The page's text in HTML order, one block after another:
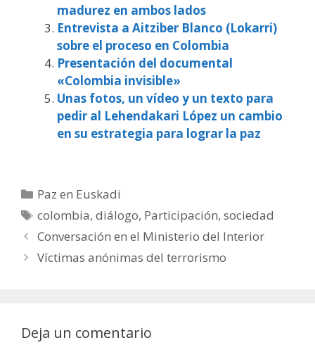
madurez en ambos lados
Entrevista a Aitziber Blanco (Lokarri)
sobre el proceso en Colombia
Presentación del documental
«Colombia invisible»
Unas fotos, un vídeo y un texto para
pedir al Lehendakari López un cambio
en su estrategia para lograr la paz
Categorías
Paz en Euskadi
Etiquetas
colombia,diálogo, Participación,sociedad
Conversación en el Ministerio del Interior
Víctimas anónimas del terrorismo
Deja un comentario